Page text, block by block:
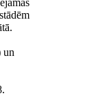
un